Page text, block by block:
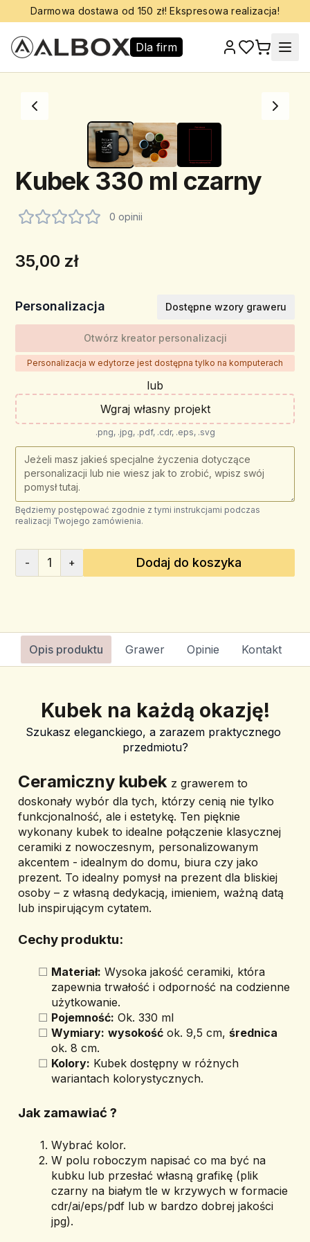
Darmowa dostawa od 150 zł! Ekspresowa realizacja!
Dla firm
Kubek 330 ml czarny
0 opinii
35,00 zł
Personalizacja Dostępne wzory graweru
Otwórz kreator personalizacji
Personalizacja w edytorze jest dostępna tylko na komputerach
lub
Wgraj własny projekt
.png, .jpg, .pdf, .cdr, .eps, .svg
Będziemy postępować zgodnie z tymi instrukcjami podczas
realizacji Twojego zamówienia.
- 1 + Dodaj do koszyka
Opis produktu Grawer Opinie Kontakt
Kubek na każdą okazję!
Szukasz eleganckiego, a zarazem praktycznego
przedmiotu?
﻿Ceramiczny kubek z grawerem to
doskonały wybór dla tych, którzy cenią nie tylko
funkcjonalność, ale i estetykę. Ten pięknie
wykonany kubek to idealne połączenie klasycznej
ceramiki z nowoczesnym, personalizowanym
akcentem - idealnym do domu, biura czy jako
prezent. To idealny pomysł na prezent dla bliskiej
osoby – z własną dedykacją, imieniem, ważną datą
lub inspirującym cytatem.
Cechy produktu:
Materiał: Wysoka jakość ceramiki, która
zapewnia trwałość i odporność na codzienne
użytkowanie.
Pojemność: Ok. 330 ml
Wymiary: wysokość ok. 9,5 cm, średnica
ok. 8 cm.
Kolory: Kubek dostępny w różnych
wariantach kolorystycznych.
Jak zamawiać ?
Wybrać kolor.
W polu roboczym napisać co ma być na
kubku lub przesłać własną grafikę (plik
czarny na białym tle w krzywych w formacie
cdr/ai/eps/pdf lub w bardzo dobrej jakości
jpg).